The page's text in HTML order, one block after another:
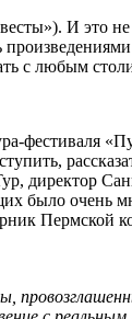
И это
с любым
фестиваля
директор
было очень
Пермской